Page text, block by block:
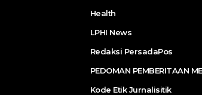
Health
LPHI News
Redaksi PersadaPos
PEDOMAN PEMBERITAAN
Kode Etik Jurnalisitik